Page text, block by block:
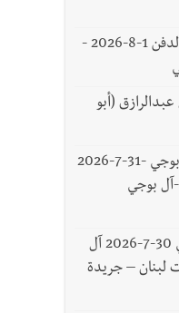
وفاة بدرية يوسف بديري -الدفن 1-8-2026 -
(أبو
وفاة الحاج مصطفى محمود بوجي -31-7-2026
آل بوجي
وفاة الحاج نور الدين الرفاعي 30-7-2026 آل
لبنان – جريدة